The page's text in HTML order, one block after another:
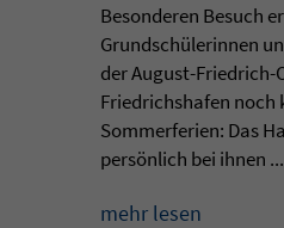
Besonderen Besuch
Grundschülerinnen
der August-Friedrich-
Friedrichshafen noch
Sommerferien: Das
persönlich bei ihnen ...
mehr lesen